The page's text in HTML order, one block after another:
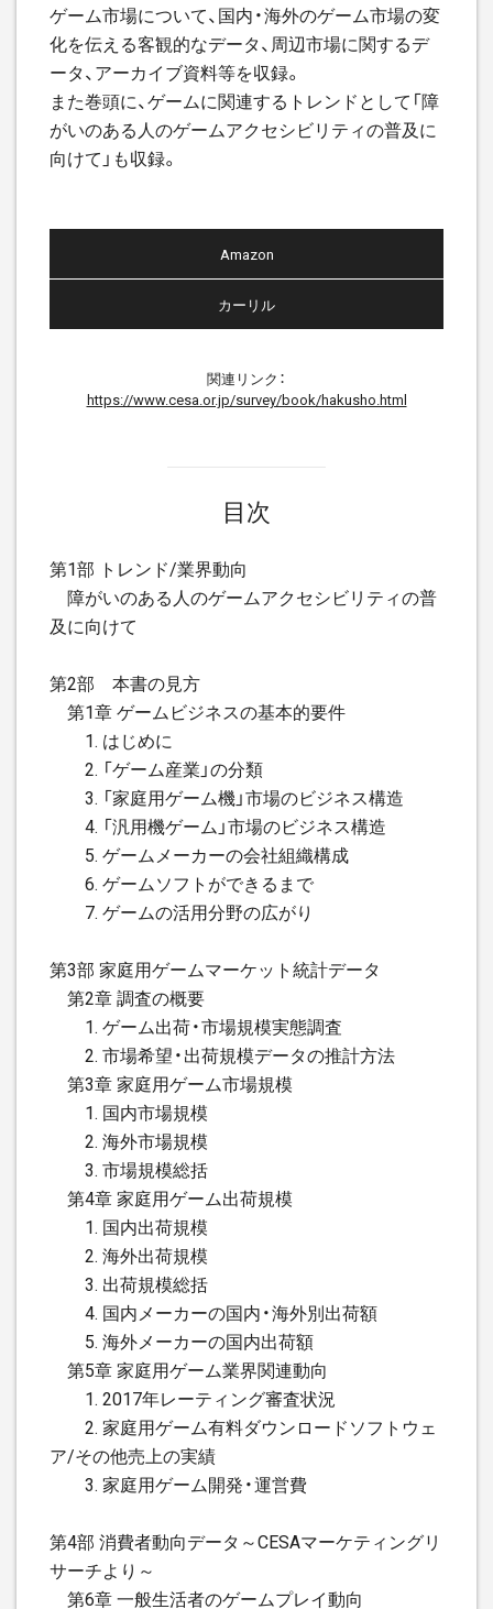
ゲーム市場について、国内・海外のゲーム市場の変
化を伝える客観的なデータ、周辺市場に関するデ
ータ、アーカイブ資料等を収録。
また巻頭に、ゲームに関連するトレンドとして「障
がいのある人のゲームアクセシビリティの普及に
向けて」も収録。
Amazon
カーリル
関連リンク：
https://www.cesa.or.jp/survey/book/hakusho.html
目次
第1部 トレンド/業界動向
障がいのある人のゲームアクセシビリティの普
及に向けて
第2部 本書の見方
第1章 ゲームビジネスの基本的要件
1. はじめに
2. 「ゲーム産業」の分類
3. 「家庭用ゲーム機」市場のビジネス構造
4. 「汎用機ゲーム」市場のビジネス構造
5. ゲームメーカーの会社組織構成
6. ゲームソフトができるまで
7. ゲームの活用分野の広がり
第3部 家庭用ゲームマーケット統計データ
第2章 調査の概要
1. ゲーム出荷・市場規模実態調査
2. 市場希望・出荷規模データの推計方法
第3章 家庭用ゲーム市場規模
1. 国内市場規模
2. 海外市場規模
3. 市場規模総括
第4章 家庭用ゲーム出荷規模
1. 国内出荷規模
2. 海外出荷規模
3. 出荷規模総括
4. 国内メーカーの国内・海外別出荷額
5. 海外メーカーの国内出荷額
第5章 家庭用ゲーム業界関連動向
1. 2017年レーティング審査状況
2. 家庭用ゲーム有料ダウンロードソフトウェ
ア/その他売上の実績
3. 家庭用ゲーム開発・運営費
第4部 消費者動向データ～CESAマーケティングリ
サーチより～
第6章 一般生活者のゲームプレイ動向